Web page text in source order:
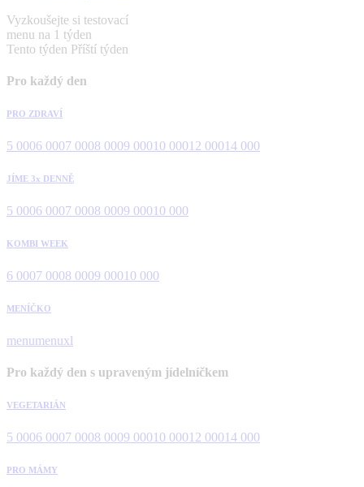
Vyzkoušejte si testovací
menu na 1 týden
Tento týden Příští týden
Pro každý den
PRO ZDRAVÍ
5 0006 0007 0008 0009 00010 00012 00014 000
JÍME 3x DENNĚ
5 0006 0007 0008 0009 00010 000
KOMBI WEEK
6 0007 0008 0009 00010 000
MENÍČKO
menumenuxl
Pro každý den s upraveným jídelníčkem
VEGETARIÁN
5 0006 0007 0008 0009 00010 00012 00014 000
PRO MÁMY